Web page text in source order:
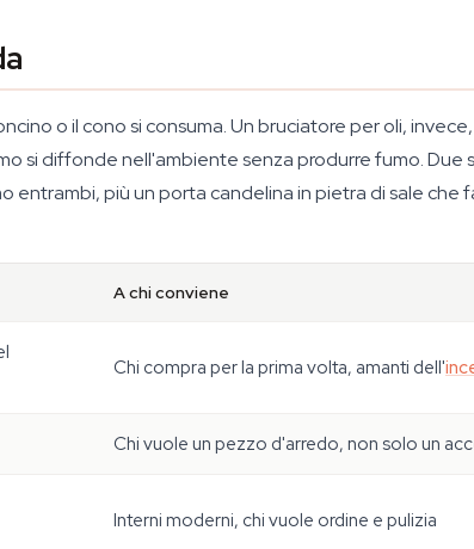
o il cono si consuma. Un bruciatore per oli,
si diffonde nell'ambiente senza produrre fumo. Due
entrambi, più un porta candelina in pietra di sale che
A chi conviene
Chi compra per la prima volta, amanti dell'
Chi vuole un pezzo d'arredo, non solo un
Interni moderni, chi vuole ordine e pulizia